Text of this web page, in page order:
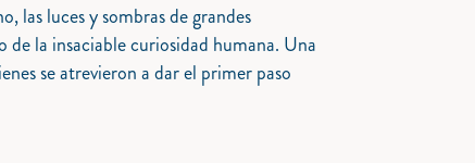
las luces y sombras de grandes
la insaciable curiosidad humana. Una
se atrevieron a dar el primer paso